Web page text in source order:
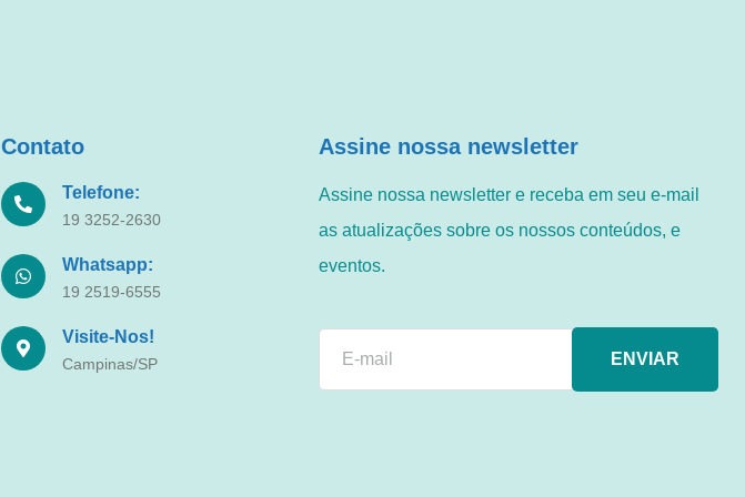
Contato
Telefone:
19 3252-2630
Whatsapp:
19 2519-6555
Visite-Nos!
Campinas/SP
Assine nossa newsletter
Assine nossa newsletter e receba em seu e-mail
as atualizações sobre os nossos conteúdos, e
eventos.
ENVIAR